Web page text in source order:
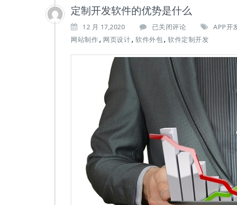
定制开发软件的优势是什么
12 月 17,2020
定
制
发
什
么
已关闭评论 APP开
网站制作, 网页设计, 软件外包, 软件定制开发